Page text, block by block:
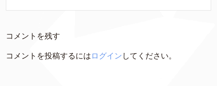
コメントを残す
コメントを投稿するには ログイン してください。